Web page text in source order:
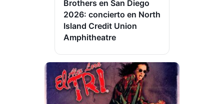
Brothers en San Diego
2026: concierto en North
Island Credit Union
Amphitheatre